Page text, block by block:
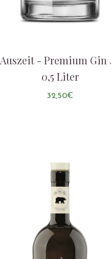
Auszeit - Premium Gin
0,5 Liter
32,50€